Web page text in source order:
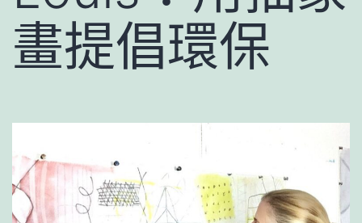
畫提倡環保